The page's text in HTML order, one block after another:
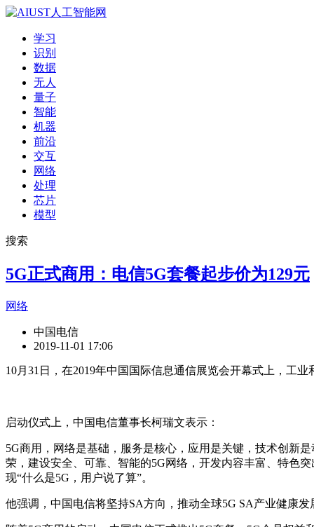
学习
识别
数据
无人
量子
智能
机器
前沿
交互
网络
处理
芯片
模型
搜索
5G正式商用：电信5G套餐起步价为129元
网络
中国电信
2019-11-01 17:06
10月31日，在2019年中国国际信息通信展览会开幕式上，工
启动仪式上，中国电信董事长柯瑞文表示：
5G商用，网络是基础，服务是核心，应用是关键，技术创新
荣，建设安全、可靠、智能的5G网络，开发内容丰富、特色
现“什么是5G，用户说了算”。
他强调，中国电信将坚持SA方向，推动全球5G SA产业健康